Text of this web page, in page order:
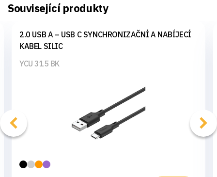
Související produkty
2.0 USB A – USB C SYNCHRONIZAČNÍ A NABÍJECÍ
KABEL SILIC
YCU 315 BK